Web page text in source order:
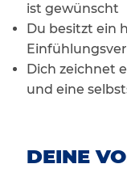
ist gewünscht
Du besitzt ein
Dich zeichnet
und eine
DEINE